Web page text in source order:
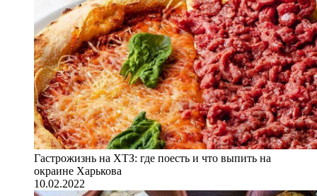
Гастрожизнь на ХТЗ: где поесть и что выпить на
окраине Харькова
10.02.2022